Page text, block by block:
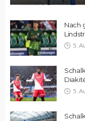
Nach
5.
5.